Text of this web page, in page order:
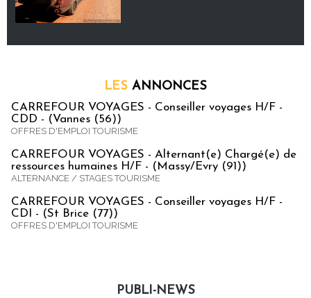
LES ANNONCES
CARREFOUR VOYAGES - Conseiller voyages H/F -
CDD - (Vannes (56))
OFFRES D'EMPLOI TOURISME
CARREFOUR VOYAGES - Alternant(e) Chargé(e) de
ressources humaines H/F - (Massy/Evry (91))
ALTERNANCE / STAGES TOURISME
CARREFOUR VOYAGES - Conseiller voyages H/F -
CDI - (St Brice (77))
OFFRES D'EMPLOI TOURISME
PUBLI-NEWS